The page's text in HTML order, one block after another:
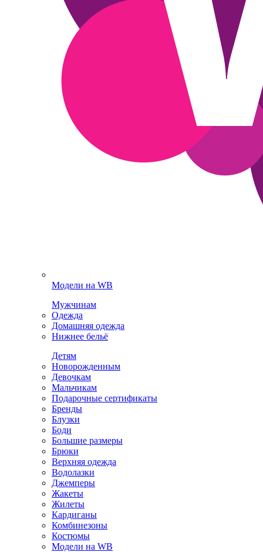
Модели на WB
Мужчинам
Одежда
Домашняя одежда
Нижнее бельё
Детям
Новорожденным
Девочкам
Мальчикам
Подарочные сертификаты
Бренды
Блузки
Боди
Большие размеры
Брюки
Верхняя одежда
Водолазки
Джемперы
Жакеты
Жилеты
Кардиганы
Комбинезоны
Костюмы
Модели на WB